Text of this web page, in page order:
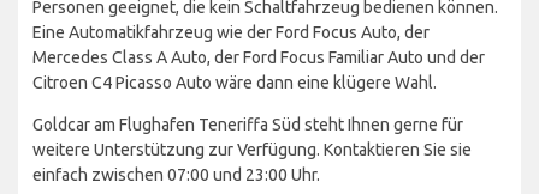
Personen geeignet, die kein Schaltfahrzeug bedienen können.
Eine Automatikfahrzeug wie der Ford Focus Auto, der
Mercedes Class A Auto, der Ford Focus Familiar Auto und der
Citroen C4 Picasso Auto wäre dann eine klügere Wahl.
Goldcar am Flughafen Teneriffa Süd steht Ihnen gerne für
weitere Unterstützung zur Verfügung. Kontaktieren Sie sie
einfach zwischen 07:00 und 23:00 Uhr.